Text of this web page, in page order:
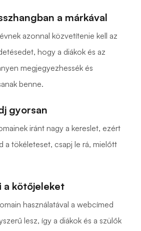
a márkával
azonnal közvetítenie kell az
hogy a diákok és az
megjegyezhessék és
benne.
gyorsan
iránt nagy a kereslet, ezért
a tökéleteset, csapj le rá, mielőtt
a kötőjeleket
használatával a webcímed
lesz, így a diákok és a szülők